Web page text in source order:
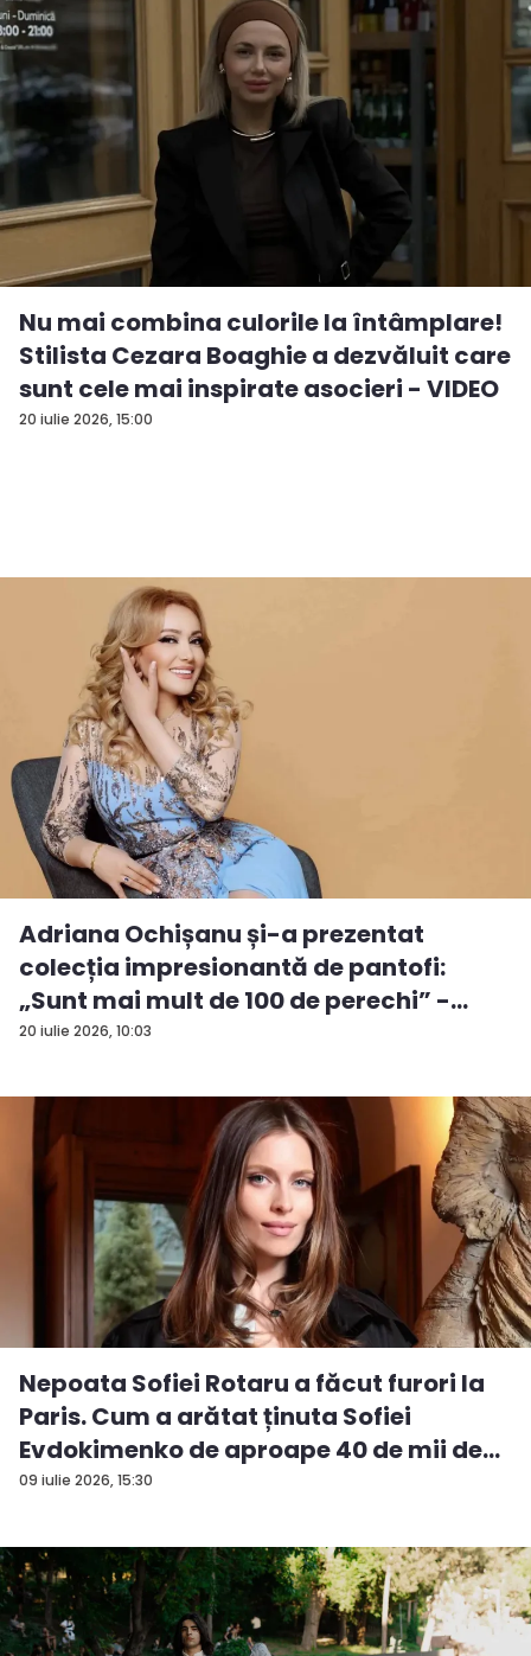
20 iulie 2026, 15:00
Nu mai combina culorile la întâmplare!
Stilista Cezara Boaghie a dezvăluit care
sunt cele mai inspirate asocieri - VIDEO
20 iulie 2026, 10:03
Adriana Ochișanu și-a prezentat
colecția impresionantă de pantofi:
„Sunt mai mult de 100 de perechi” -
VIDEO
09 iulie 2026, 15:30
Nepoata Sofiei Rotaru a făcut furori la
Paris. Cum a arătat ținuta Sofiei
Evdokimenko de aproape 40 de mii de
euro - FOTO